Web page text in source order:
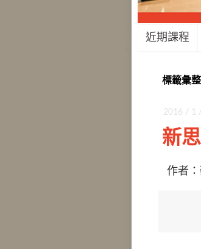
近期課程
標籤彙整
2016 / 1
新
作者